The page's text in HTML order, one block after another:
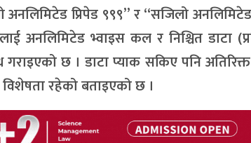
प्रिपेड ९९९” र “सजिलो अनलिमिटेड
भ्वाइस कल र निश्चित डाटा
छ । डाटा प्याक सकिए पनि
रहेको बताइएको छ ।